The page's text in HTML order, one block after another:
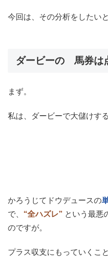
今回は、その分析をしたい
ダービーの 馬券は
まず。
私は、ダービーで大儲けす
かろうじてドウデュースの
で、 “全ハズレ” という最悪
のですが。
プラス収支にもっていくこ